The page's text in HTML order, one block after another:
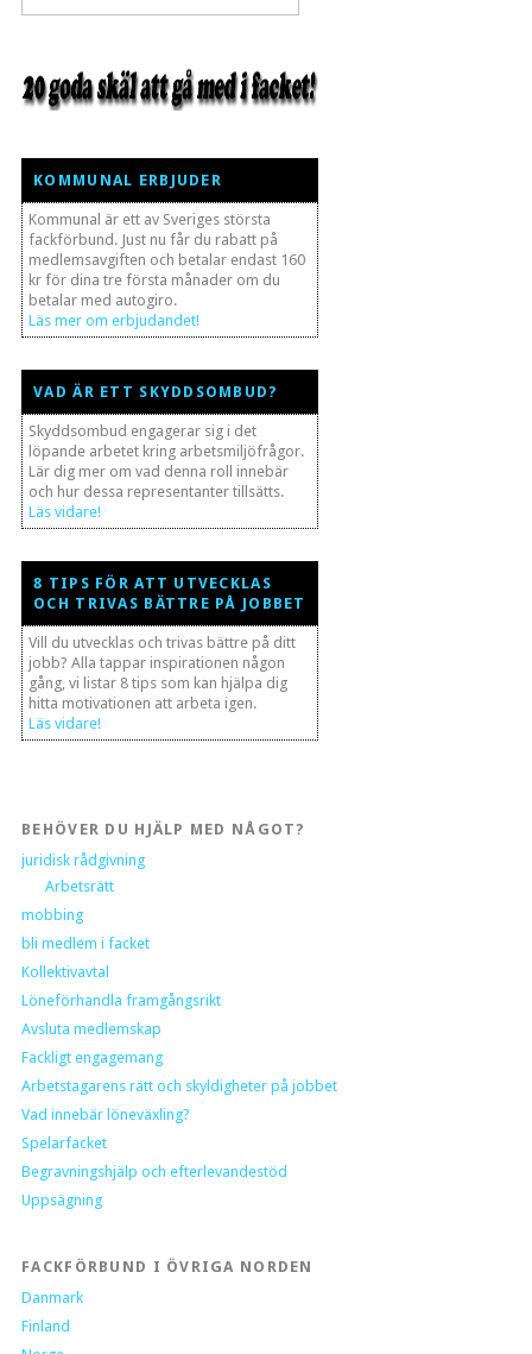
KOMMUNAL ERBJUDER
Kommunal är ett av Sveriges största
fackförbund. Just nu får du rabatt på
medlemsavgiften och betalar endast 160
kr för dina tre första månader om du
betalar med autogiro.
Läs mer om erbjudandet!
VAD ÄR ETT SKYDDSOMBUD?
Skyddsombud engagerar sig i det
löpande arbetet kring arbetsmiljöfrågor.
Lär dig mer om vad denna roll innebär
och hur dessa representanter tillsätts.
Läs vidare!
8 TIPS FÖR ATT UTVECKLAS
OCH TRIVAS BÄTTRE PÅ JOBBET
Vill du utvecklas och trivas bättre på ditt
jobb? Alla tappar inspirationen någon
gång, vi listar 8 tips som kan hjälpa dig
hitta motivationen att arbeta igen.
Läs vidare!
BEHÖVER DU HJÄLP MED NÅGOT?
juridisk rådgivning
Arbetsrätt
mobbing
bli medlem i facket
Kollektivavtal
Löneförhandla framgångsrikt
Avsluta medlemskap
Fackligt engagemang
Arbetstagarens rätt och skyldigheter på jobbet
Vad innebär löneväxling?
Spelarfacket
Begravningshjälp och efterlevandestöd
Uppsägning
FACKFÖRBUND I ÖVRIGA NORDEN
Danmark
Finland